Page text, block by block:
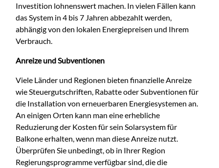
Investition lohnenswert machen. In vielen Fällen kann
das System in 4 bis 7 Jahren abbezahlt werden,
abhängig von den lokalen Energiepreisen und Ihrem
Verbrauch.
Anreize und Subventionen
Viele Länder und Regionen bieten finanzielle Anreize
wie Steuergutschriften, Rabatte oder Subventionen für
die Installation von erneuerbaren Energiesystemen an.
An einigen Orten kann man eine erhebliche
Reduzierung der Kosten für sein Solarsystem für
Balkone erhalten, wenn man diese Anreize nutzt.
Überprüfen Sie unbedingt, ob in Ihrer Region
Regierungsprogramme verfügbar sind, die die